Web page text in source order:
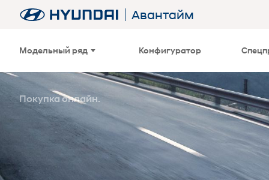
Авантайм
Модельный ряд Конфигуратор
Покупка онлайн.